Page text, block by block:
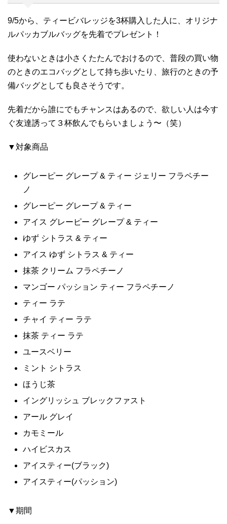
9/5から、ティービバレッジを3杯購入した人に、オリジナ
ルパッカブルバッグを先着でプレゼント！
使わないときは小さくたたんでおけるので、普段の買い物
のときのエコバッグとして持ち歩いたり、旅行のときの予
備バッグとしても良さそうです。
先着だから誰にでもチャンスはあるので、欲しい人は今す
ぐ友達誘って３杯飲んでもらいましょう〜（笑）
▼対象商品
グレーピー グレープ & ティー ジェリー フラペチー
ノ
グレーピー グレープ & ティー
アイス グレーピー グレープ & ティー
ゆず シトラス & ティー
アイス ゆず シトラス & ティー
抹茶 クリーム フラペチーノ
マンゴー パッション ティー フラペチーノ
ティー ラテ
チャイ ティー ラテ
抹茶 ティー ラテ
ユースベリー
ミント シトラス
ほうじ茶
イングリッシュ ブレックファスト
アール グレイ
カモミール
ハイビスカス
アイスティー(ブラック)
アイスティー(パッション)
▼期間